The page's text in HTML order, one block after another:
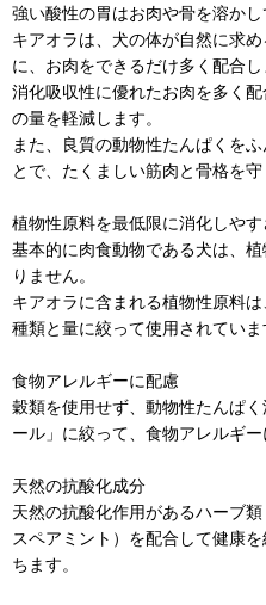
強い酸性の胃はお肉や骨を溶かし
キアオラは、犬の体が自然に求
に、お肉をできるだけ多く配合し
消化吸収性に優れたお肉を多く
の量を軽減します。
また、良質の動物性たんぱくを
とで、たくましい筋肉と骨格を守
植物性原料を最低限に消化しや
基本的に肉食動物である犬は、
りません。
キアオラに含まれる植物性原料
種類と量に絞って使用されていま
食物アレルギーに配慮
穀類を使用せず、動物性たんぱ
ール」に絞って、食物アレルギー
天然の抗酸化成分
天然の抗酸化作用があるハーブ
スペアミント）を配合して健康
ちます。